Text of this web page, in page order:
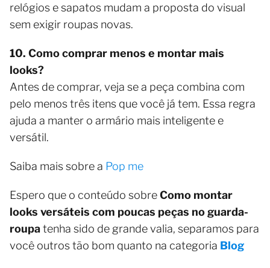
relógios e sapatos mudam a proposta do visual
sem exigir roupas novas.
10. Como comprar menos e montar mais
looks?
Antes de comprar, veja se a peça combina com
pelo menos três itens que você já tem. Essa regra
ajuda a manter o armário mais inteligente e
versátil.
Saiba mais sobre a Pop me
Espero que o conteúdo sobreComo montar
looks versáteis com poucas peças no guarda-
roupatenha sido de grande valia, separamos para
você outros tão bom quanto na categoria Blog